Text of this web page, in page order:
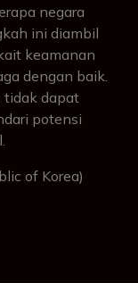
negara
ini diambil
keamanan
dengan baik.
tidak dapat
potensi
of Korea)